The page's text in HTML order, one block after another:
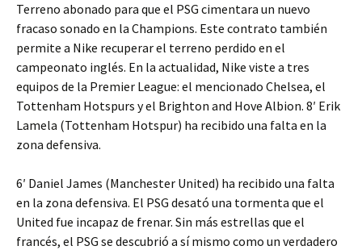
Terreno abonado para que el PSG cimentara un nuevo
fracaso sonado en la Champions. Este contrato también
permite a Nike recuperar el terreno perdido en el
campeonato inglés. En la actualidad, Nike viste a tres
equipos de la Premier League: el mencionado Chelsea, el
Tottenham Hotspurs y el Brighton and Hove Albion. 8′ Erik
Lamela (Tottenham Hotspur) ha recibido una falta en la
zona defensiva.
6′ Daniel James (Manchester United) ha recibido una falta
en la zona defensiva. El PSG desató una tormenta que el
United fue incapaz de frenar. Sin más estrellas que el
francés, el PSG se descubrió a sí mismo como un verdadero